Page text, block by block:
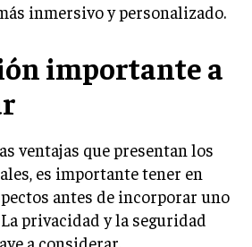
inmersivo y personalizado.
importante a
ventajas que presentan los
es importante tener en
antes de incorporar uno
privacidad y la seguridad
a considerar.